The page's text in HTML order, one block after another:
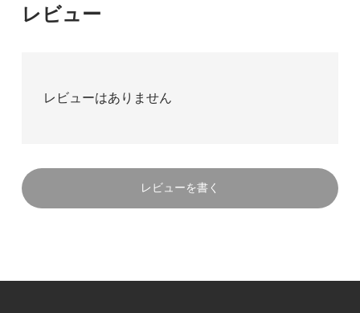
レビュー
レビューはありません
レビューを書く